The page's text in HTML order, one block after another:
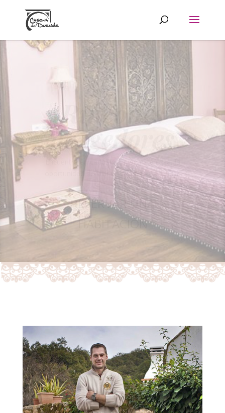
Rincones
acogedores
Encuentra en cada rincón de esta casa, la
oportunidad de vivir una experiencia única
RESERVAR UNA
HABITACIÓN